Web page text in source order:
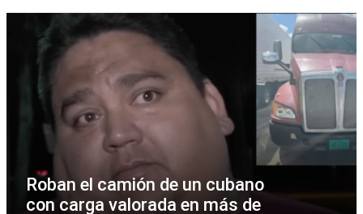
Roban el camión de un cubano
con carga valorada en más de